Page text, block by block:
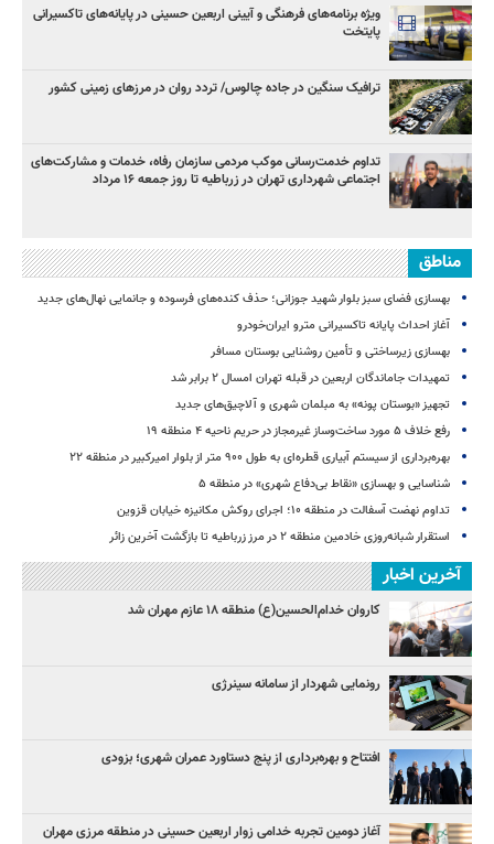
ویژه برنامه‌های فرهنگی و آیینی اربعین حسینی در پایانه‌های تاکسیرانی
پایتخت
ترافیک سنگین در جاده چالوس/ تردد روان در مرزهای زمینی کشور
تداوم خدمت‌رسانی موکب مردمی سازمان رفاه، خدمات و مشارکت‌های
اجتماعی شهرداری تهران در زرباطیه تا روز جمعه ۱۶ مرداد
مناطق
بهسازی فضای سبز بلوار شهید جوزانی؛ حذف کنده‌های فرسوده و جانمایی نهال‌های جدید
آغاز احداث پایانه تاکسیرانی مترو ایران‌خودرو
بهسازی زیرساختی و تأمین روشنایی بوستان مسافر
تمهیدات جاماندگان اربعین در قبله تهران امسال ۲ برابر شد
تجهیز «بوستان پونه» به مبلمان شهری و آلاچیق‌های جدید
رفع خلاف ۵ مورد ساخت‌وساز غیرمجاز در حریم ناحیه ۴ منطقه ۱۹
بهره‌برداری از سیستم آبیاری قطره‌ای به طول ۹۰۰ متر از بلوار امیرکبیر در منطقه ۲۲
شناسایی و بهسازی «نقاط بی‌دفاع شهری» در منطقه ۵
تداوم نهضت آسفالت در منطقه ۱۰؛ اجرای روکش مکانیزه خیابان قزوین
استقرار شبانه‌روزی خادمین منطقه ۲ در مرز زرباطیه تا بازگشت آخرین زائر
آخرین اخبار
کاروان خدام‌الحسین(ع) منطقه ۱۸ عازم مهران شد
رونمایی شهردار از سامانه سینرژی
افتتاح و بهره‌برداری از پنج دستاورد عمران شهری؛ بزودی
آغاز دومین تجربه خدامی زوار اربعین حسینی در منطقه مرزی مهران